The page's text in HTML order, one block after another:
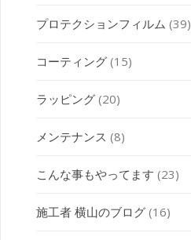
プロテクションフィルム (39)
コーティング(15)
ラッピング(20)
メンテナンス (8)
こんな事もやってます (23)
施工者 横山のブログ(16)